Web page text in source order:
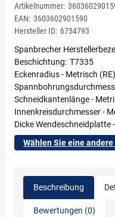
Artikelnummer:
EAN: 3603602901590
Hersteller ID: 6754793
Spanbrecher
Beschichtung T7335
Eckenradius - Metrisch (RE)
Schneidkantenlänge -
Innenkreisdurchmesser -
Dicke Wendeschneidplatte
Wählen Sie eine
Beschreibung
Bewertungen (0)